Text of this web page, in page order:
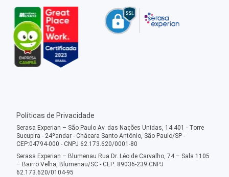
Políticas de Privacidade
Serasa Experian – São Paulo Av. das Nações Unidas, 14.401 - Torre
Sucupira - 24ºandar - Chácara Santo Antônio, São Paulo/SP -
CEP:04794-000 - CNPJ 62.173.620/0001-80
Serasa Experian – Blumenau Rua Dr. Léo de Carvalho, 74 – Sala 1105
– Bairro Velha, Blumenau/SC - CEP: 89036-239 CNPJ
62.173.620/0104-95